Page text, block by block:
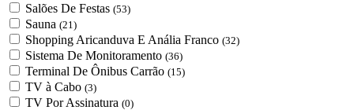
Salões De Festas (53)
Sauna (21)
Shopping Aricanduva E Anália Franco (32)
Sistema De Monitoramento (36)
Terminal De Ônibus Carrão (15)
TV à Cabo (3)
TV Por Assinatura (0)